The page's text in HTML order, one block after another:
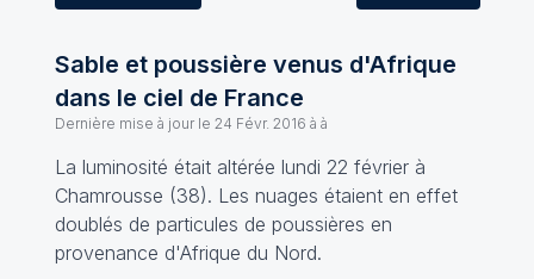
Sable et poussière venus d'Afrique
dans le ciel de France
Dernière mise à jour le 24 Févr. 2016 à à
La luminosité était altérée lundi 22 février à
Chamrousse (38). Les nuages étaient en effet
doublés de particules de poussières en
provenance d'Afrique du Nord.